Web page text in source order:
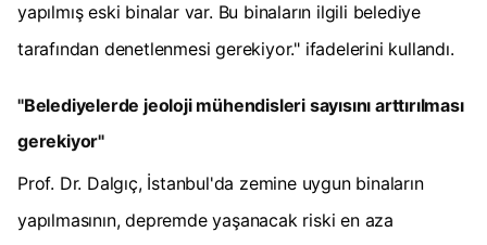
yapılmış eski binalar var. Bu binaların ilgili belediye
tarafından denetlenmesi gerekiyor." ifadelerini kullandı.
"Belediyelerde jeoloji mühendisleri sayısını arttırılması
gerekiyor"
Prof. Dr. Dalgıç, İstanbul'da zemine uygun binaların
yapılmasının, depremde yaşanacak riski en aza